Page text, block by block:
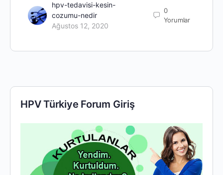
hpv-tedavisi-kesin-
cozumu-nedir
Ağustos 12, 2020
0
Yorumlar
HPV Türkiye Forum Giriş